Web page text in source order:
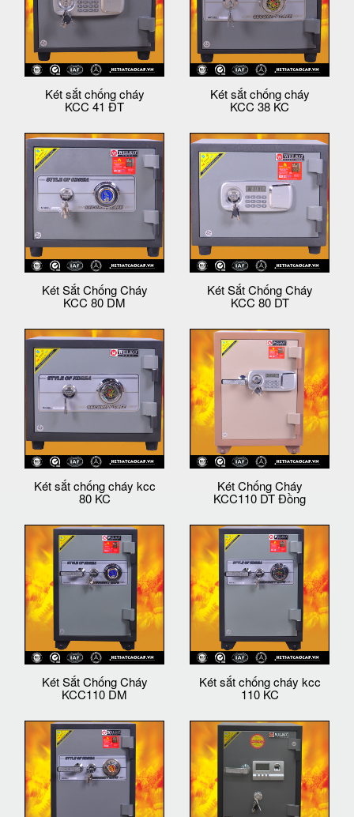
Két sắt chống cháy
KCC 41 ĐT
Két sắt chống cháy
KCC 38 KC
Két Sắt Chống Cháy
KCC 80 DM
Két Sắt Chống Cháy
KCC 80 DT
Két sắt chống cháy kcc
80 KC
Két Chống Cháy
KCC110 DT Đồng
Két Sắt Chống Cháy
KCC110 DM
Két sắt chống cháy kcc
110 KC